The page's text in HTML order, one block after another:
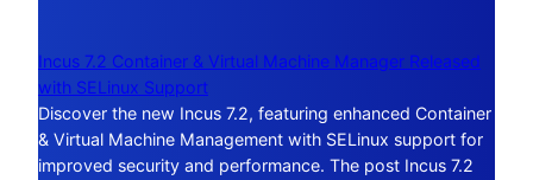
Incus 7.2 Container & Virtual Machine Manager Released
with SELinux Support
Discover the new Incus 7.2, featuring enhanced Container
& Virtual Machine Management with SELinux support for
improved security and performance. The post Incus 7.2